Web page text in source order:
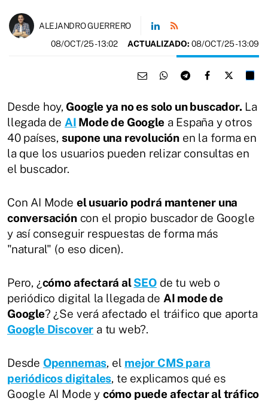
ALEJANDRO GUERRERO
08/OCT/25- 13:02 ACTUALIZADO: 08/OCT/25 - 13:09
​​Desde hoy, Google ya no es solo un buscador. La
llegada de AI Mode de Googlea España y otros
40 países, supone una revoluciónen la forma en
la que los usuarios pueden relizar consultas en
el buscador.
Con AI Mode el usuario podrá mantener una
conversacióncon el propio buscador de Google
y así conseguir respuestas de forma más
"natural" (o eso dicen).
Pero, ¿cómo afectará alSEOde tu web o
periódico digital la llegada de AI mode de
Google? ¿Se verá afectado el tráifico que aporta
Google Discover a tu web?.
Desde Opennemas, el mejor CMS para
periódicos digitales, te explicamos qué es
Google AI Mode y cómo puede afectar al tráfico